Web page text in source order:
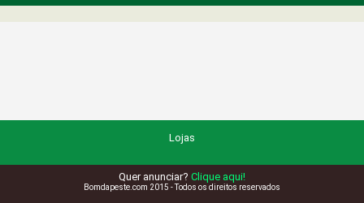
Lojas
Quer anunciar? Clique aqui!
Bomdapeste.com 2015 - Todos os direitos reservados